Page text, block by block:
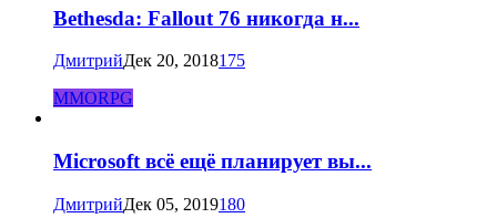
Bethesda: Fallout 76 никогда н...
ДмитрийДек 20, 2018175
MMORPG
Microsoft всё ещё планирует вы...
ДмитрийДек 05, 2019180